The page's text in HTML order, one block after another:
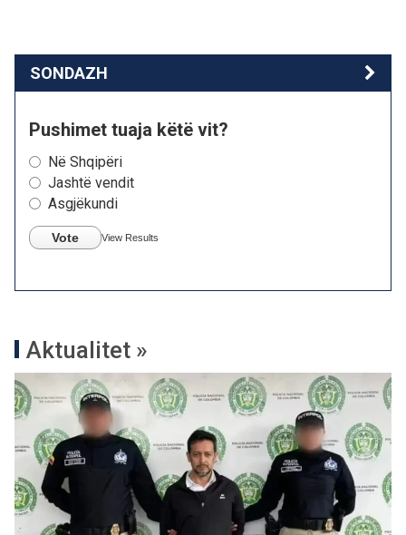
SONDAZH
Pushimet tuaja këtë vit?
Në Shqipëri
Jashtë vendit
Asgjëkundi
Vote View Results
Aktualitet »